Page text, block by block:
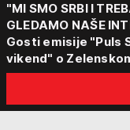
"MI SMO SRBI I
GLEDAMO NAŠE
Gosti emisije "Puls
vikend" o
politici Beograda: